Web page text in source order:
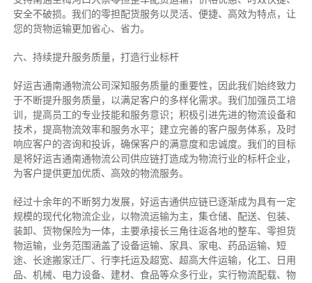
安全不破损。我们的零担配货服务以灵活、便捷、高效为特点，让
您的货物运输更加省心、省力。
六、持续提升服务质量，打造行业标杆
好运吉通南通物流公司深知服务质量的重要性，因此我们始终致力
于不断提升服务质量，以满足客户的多样化需求。我们加强员工培
训，提高员工的专业技能和服务意识；积极引进先进的物流设备和
技术，提高物流效率和服务水平；建立完善的客户服务体系，及时
响应客户的咨询和投诉，确保客户的满意度和忠诚度。我们的目标
是将好运吉通南通物流公司供应链打造成为物流行业的标杆企业，
为客户提供更加优质、高效的物流服务。
经过十余年的不断努力发展，好运吉通供应链已逐渐成为具有一定
规模的现代化物流企业，以物流运输为主，集仓储、配送、包装、
装卸、货物保险为一体，主要承接长三角往返各地的整车、零担货
物运输，业务范围涵盖了设备运输、家具、家电、药品运输、短
途、长途搬家迁厂、行李托运及超宽、超高大件运输，化工、日用
品、机械、电力设备、建材、食品等众多行业，实行物流配载、物